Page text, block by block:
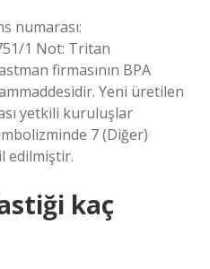
numarası:
1 Not: Tritan
firmasının BPA
Yeni üretilen
yetkili kuruluşlar
7 (Diğer)
edilmiştir.
kaç